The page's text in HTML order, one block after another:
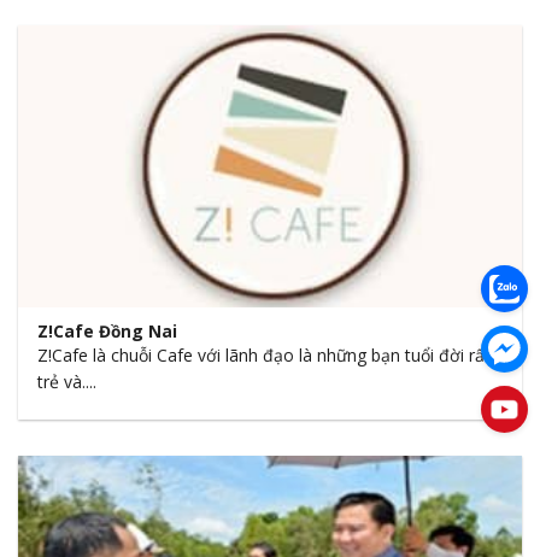
Z!Cafe Đồng Nai
Z!Cafe là chuỗi Cafe với lãnh đạo là những bạn tuổi đời rất
trẻ và....